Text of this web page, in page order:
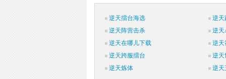
逆天擂台海选
逆天
逆天阵营击杀
逆天
逆天在哪儿下载
逆天
逆天跨服擂台
逆天
逆天炼体
逆天